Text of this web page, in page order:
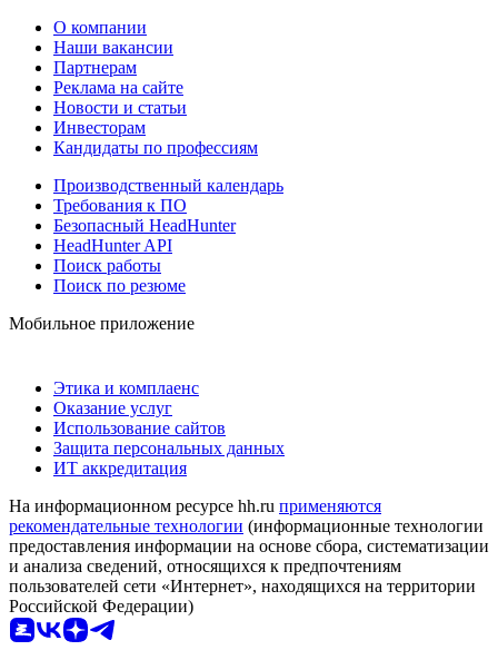
О компании
Наши вакансии
Партнерам
Реклама на сайте
Новости и статьи
Инвесторам
Кандидаты по профессиям
Производственный календарь
Требования к ПО
Безопасный HeadHunter
HeadHunter API
Поиск работы
Поиск по резюме
Мобильное приложение
Этика и комплаенс
Оказание услуг
Использование сайтов
Защита персональных данных
ИТ аккредитация
На информационном ресурсе hh.ru применяются
рекомендательные технологии (информационные технологии
предоставления информации на основе сбора, систематизации
и анализа сведений, относящихся к предпочтениям
пользователей сети «Интернет», находящихся на территории
Российской Федерации)